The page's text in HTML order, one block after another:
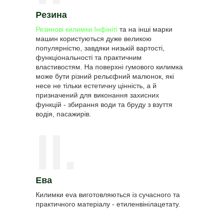
Резина
Резинові килимки Інфінітіта на інші марки
машин користуються дуже великою
популярністю, завдяки низькій вартості,
функціональності та практичним
властивостям. На поверхні гумового килимка
може бути різний рельєфний малюнок, які
несе не тільки естетичну цінність, а й
призначений для виконання захисних
функцій - збирання води та бруду з взуття
водія, пасажирів.
Ева
Килимки eva виготовляються із сучасного та
практичного матеріалу - етиленвінілацетату.